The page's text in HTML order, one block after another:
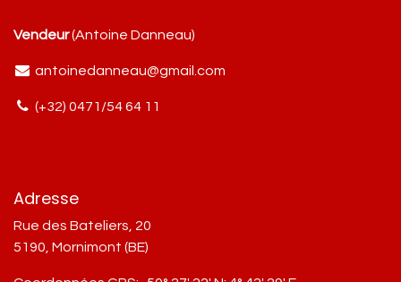
Vendeur(Antoine Danneau)
antoinedanneau@gmail.com
(+32) 0471/54 64 11
Adresse
Rue des Bateliers, 20
5190, Mornimont (BE)